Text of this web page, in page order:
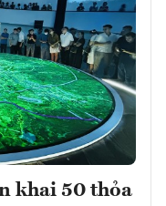
khai 50 thỏa